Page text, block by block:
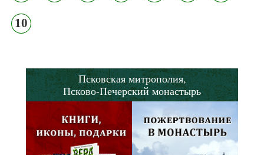
10
Псковская митрополия,
Псково-Печерский монастырь